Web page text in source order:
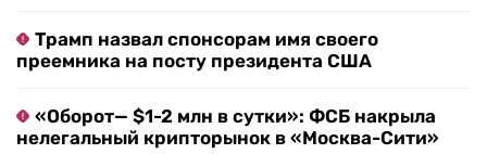
Трамп назвал спонсорам имя своего
преемника на посту президента США
«Оборот— $1-2 млн в сутки»: ФСБ накрыла
нелегальный крипторынок в «Москва-Сити»